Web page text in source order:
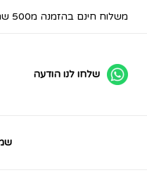
משלוח חינם בהזמנה מ500 שח
שלחו לנו הודעה